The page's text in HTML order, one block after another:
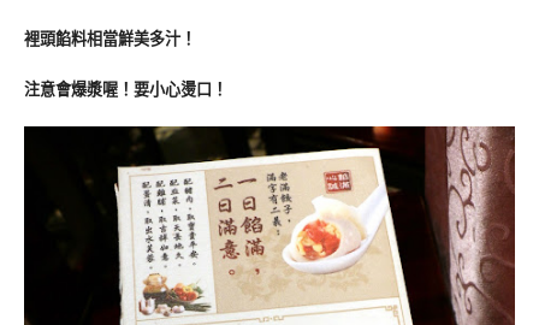
裡頭餡料相當鮮美多汁！
注意會爆漿喔！要小心燙口！